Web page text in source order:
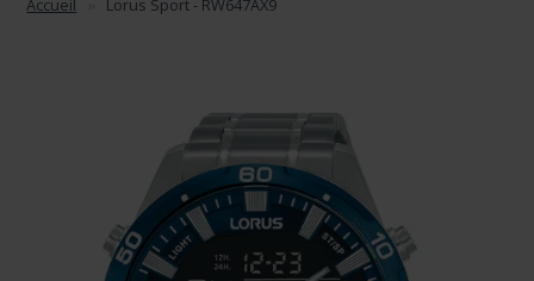
Accueil Lorus Sport - RW647AX9